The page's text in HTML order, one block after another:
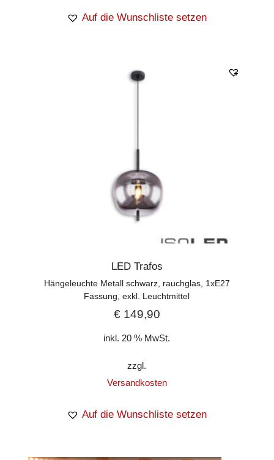
Auf die Wunschliste setzen
LED Trafos
Hängeleuchte Metall schwarz, rauchglas, 1xE27
Fassung, exkl. Leuchtmittel
€149,90
inkl. 20 % MwSt.
zzgl.
Versandkosten
Auf die Wunschliste setzen